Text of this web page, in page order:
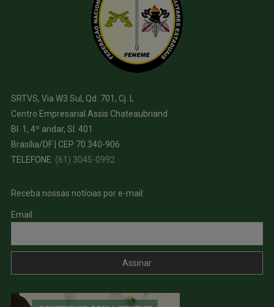
SRTVS, Via W3 Sul, Qd. 701, Cj. L
Centro Empresarial Assis Chateaubriand
Bl. 1, 4º andar, Sl. 401
Brasília/DF | CEP 70.340-906
TELEFONE: (61) 3045-0992
Receba nossas notícias por e-mail:
Email